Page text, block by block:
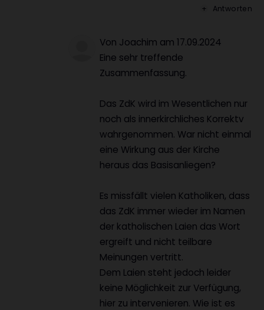
Antworten
Von Joachim am17.09.2024
Eine sehr treffende
Zusammenfassung.
Das ZdK wird im Wesentlichen nur
noch als innerkirchliches Korrektv
wahrgenommen. War nicht einmal
eine Wirkung aus der Kirche
heraus das Basisanliegen?
Es missfällt vielen Katholiken, dass
das ZdK immer wieder im Namen
der katholischen Laien das Wort
ergreift und nicht teilbare
Meinungen vertritt.
Dem Laien steht jedoch leider
keine Möglichkeit zur Verfügung,
hier zu intervenieren. Wie ist es